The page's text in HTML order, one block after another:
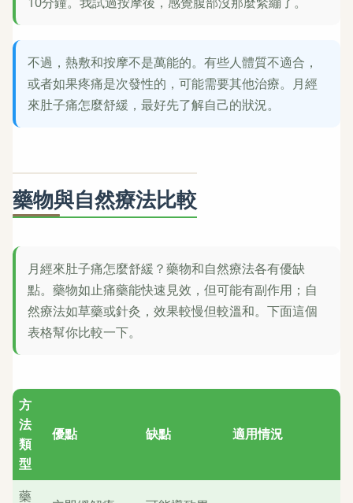
不過，熱敷和按摩不是萬能的。有些人體質不適合，
或者如果疼痛是次發性的，可能需要其他治療。月經
來肚子痛怎麼舒緩，最好先了解自己的狀況。
藥物與自然療法比較
月經來肚子痛怎麼舒緩？藥物和自然療法各有優缺
點。藥物如止痛藥能快速見效，但可能有副作用；自
然療法如草藥或針灸，效果較慢但較溫和。下面這個
表格幫你比較一下。
方
法
類
型
優點 缺點 適用情況
藥